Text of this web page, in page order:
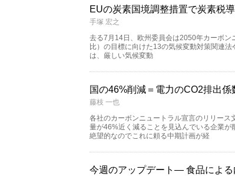
EUの炭素国境調整措置で炭素税
手塚 宏之
去る7月14日、欧州委員会は2050年カーボ
比）の目標に向けた13の気候変動対策関連
は、厳しい気候変動
国の46%削減＝電力のCO2排出係
藤枝 一也
各社のカーボンニュートラル宣言のリリー
量が46%近く減ることを見込んでいる企業
絶望的なのでこれに頼る中期計画が経
今週のアップデート― 食品による